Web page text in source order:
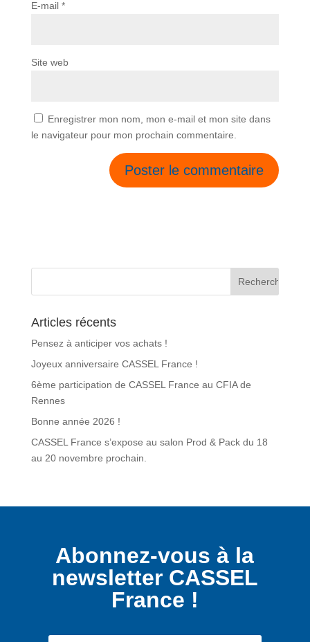
E-mail *
Site web
Enregistrer mon nom, mon e-mail et mon site dans
le navigateur pour mon prochain commentaire.
Articles récents
Pensez à anticiper vos achats !
Joyeux anniversaire CASSEL France !
6ème participation de CASSEL France au CFIA de
Rennes
Bonne année 2026 !
CASSEL France s’expose au salon Prod & Pack du 18
au 20 novembre prochain.
Abonnez-vous à la
newsletter CASSEL
France !